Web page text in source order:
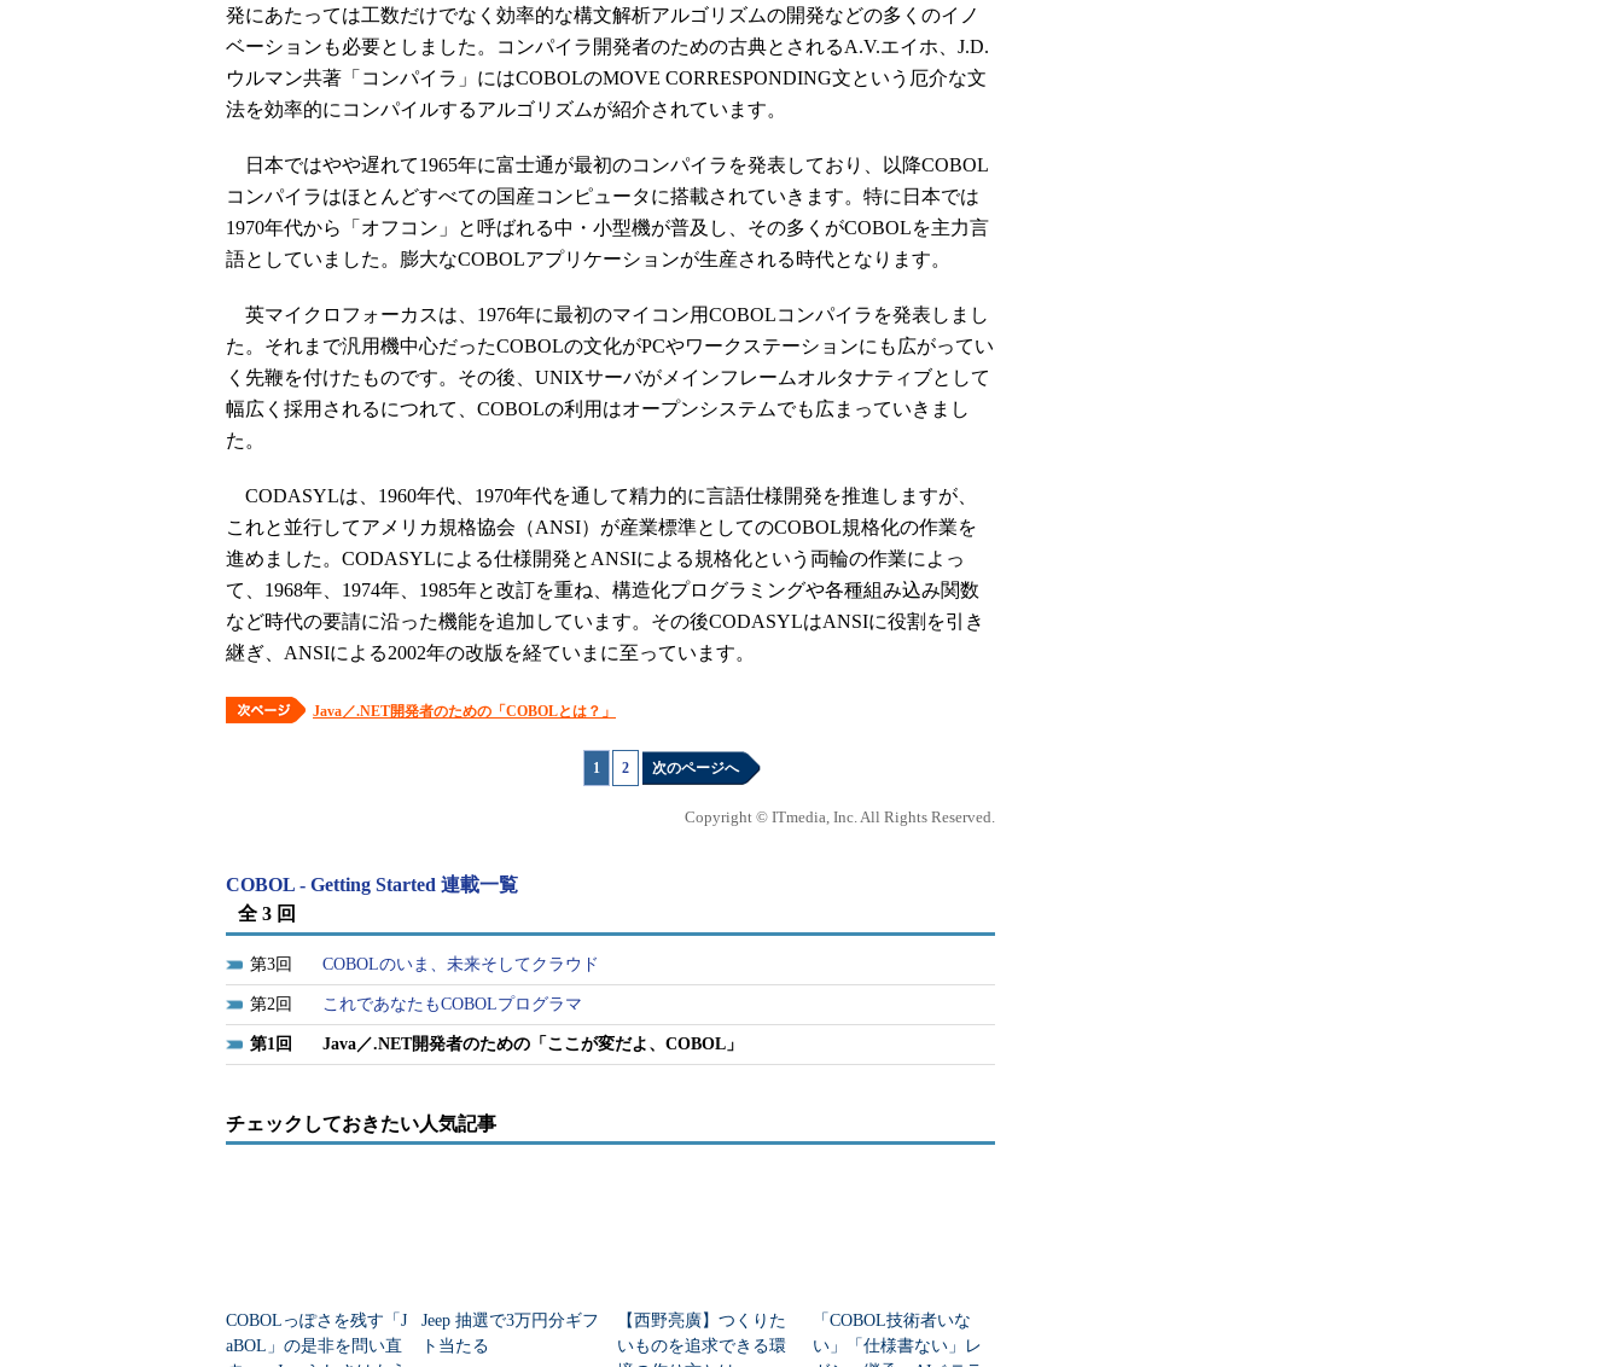
発にあたっては工数だけでなく効率的な構文解析アルゴリズムの開発などの多くのイノ
ベーションも必要としました。コンパイラ開発者のための古典とされるA.V.エイホ、J.D.
ウルマン共著「コンパイラ」にはCOBOLのMOVE CORRESPONDING文という厄介な文
法を効率的にコンパイルするアルゴリズムが紹介されています。
日本ではやや遅れて1965年に富士通が最初のコンパイラを発表しており、以降COBOL
コンパイラはほとんどすべての国産コンピュータに搭載されていきます。特に日本では
1970年代から「オフコン」と呼ばれる中・小型機が普及し、その多くがCOBOLを主力言
語としていました。膨大なCOBOLアプリケーションが生産される時代となります。
英マイクロフォーカスは、1976年に最初のマイコン用COBOLコンパイラを発表しまし
た。それまで汎用機中心だったCOBOLの文化がPCやワークステーションにも広がってい
く先鞭を付けたものです。その後、UNIXサーバがメインフレームオルタナティブとして
幅広く採用されるにつれて、COBOLの利用はオープンシステムでも広まっていきまし
た。
CODASYLは、1960年代、1970年代を通して精力的に言語仕様開発を推進しますが、
これと並行してアメリカ規格協会（ANSI）が産業標準としてのCOBOL規格化の作業を
進めました。CODASYLによる仕様開発とANSIによる規格化という両輪の作業によっ
て、1968年、1974年、1985年と改訂を重ね、構造化プログラミングや各種組み込み関数
など時代の要請に沿った機能を追加しています。その後CODASYLはANSIに役割を引き
継ぎ、ANSIによる2002年の改版を経ていまに至っています。
Java／.NET開発者のための「COBOLとは？」
1 2 次のページへ
Copyright © ITmedia, Inc. All Rights Reserved.
COBOL - Getting Started 連載一覧
全 3 回
3 COBOLのいま、未来そしてクラウド
2 これであなたもCOBOLプログラマ
1 Java／.NET開発者のための「ここが変だよ、COBOL」
チェックしておきたい人気記事
COBOLっぽさを残す「J
aBOL」の是非を問い直
Jeep 抽選で3万円分ギフ
ト当たる
【西野亮廣】つくりた
いものを追求できる環
「COBOL技術者いな
い」「仕様書ない」レ